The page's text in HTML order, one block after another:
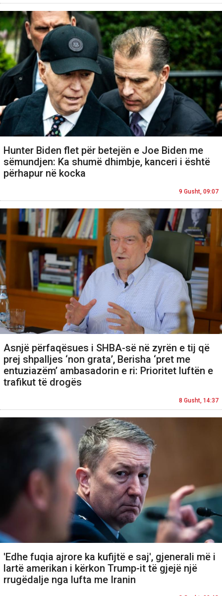
Hunter Biden flet për betejën e Joe Biden me
sëmundjen: Ka shumë dhimbje, kanceri i është
përhapur në kocka
9 Gusht, 09:07
Asnjë përfaqësues i SHBA-së në zyrën e tij që
prej shpalljes ‘non grata’, Berisha ‘pret me
entuziazëm’ ambasadorin e ri: Prioritet luftën e
trafikut të drogës
8 Gusht, 14:37
'Edhe fuqia ajrore ka kufijtë e saj', gjenerali më i
lartë amerikan i kërkon Trump-it të gjejë një
rrugëdalje nga lufta me Iranin